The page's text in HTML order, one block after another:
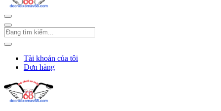
Tài khoản của tôi
Đơn hàng